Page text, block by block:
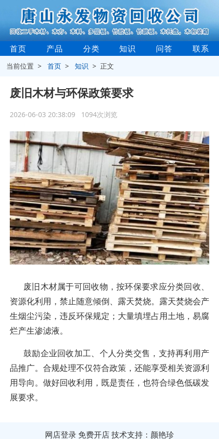
首页 产品 分类 知识 问答 联系
当前位置 >首页 >知识 > 正文
废旧木材与环保政策要求
2026-06-03 20:38:09 1094次浏览
废旧木材属于可回收物，按环保要求应分类回收、
资源化利用，禁止随意倾倒、露天焚烧。露天焚烧会产
生烟尘污染，违反环保规定；大量填埋占用土地，易腐
烂产生渗滤液。
鼓励企业回收加工、个人分类交售，支持再利用产
品推广。合规处理不仅符合政策，还能享受相关资源利
用导向。做好回收利用，既是责任，也符合绿色低碳发
展要求。
网店登录 免费开店技术支持：颜艳珍